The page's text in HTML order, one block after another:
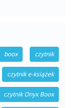
boox czytnik
czytnik e-książek
czytnik Onyx Boox